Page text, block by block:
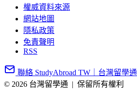
權威資料來源
網站地圖
隱私政策
免責聲明
RSS
聯絡 StudyAbroad TW｜台灣留學通
© 2026 台灣留學通 | 保留所有權利